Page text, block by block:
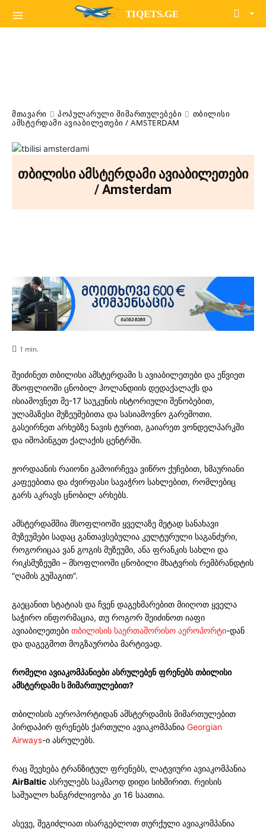
TIQETS.GE
ᲛᲗᲐᲕᲐᲠᲘ ᲞᲝᲞᲣᲚᲐᲠᲣᲚᲘ ᲛᲘᲛᲐᲠᲗᲣᲚᲔᲑᲔᲑᲘ
ᲗᲑᲘᲚᲘᲡᲘ
ᲐᲛᲡᲢᲔᲠᲓᲐᲛᲘ ᲐᲕᲘᲐᲑᲘᲚᲔᲗᲔᲑᲘ / AMSTERDAM
თბილისი ამსტერდამი ავიაბილეთები
/ Amsterdam
1 min.
შეიძინეთ თბილისი ამსტერდამი ს ავიაბილეთები და ეწვიეთ
მსოფლიოში ცნობილ ჰოლანდიის დედაქალაქს და
ისიამოვნეთ მე-17 საუკუნის ისტორიული შენობებით,
ულამაზესი მუზეუმებითა და სასიამოვნო გარემოთი.
გასეირნეთ არხებზე ნავის ტურით, გაიარეთ ვონდელპარკში
და იშოპინგეთ ქალაქის ცენტრში.
ჟორდაანის რაიონი გამოირჩევა ვიწრო ქუჩებით, ხმაურიანი
კაფეებითა და ძვირფასი სავაჭრო სახლებით, რომლებიც
გარს აკრავს ცნობილ არხებს.
ამსტერდამშია მსოფლიოში ყველაზე მეტად სანახავი
მუზეუმები სადაც განთავსებულია კულტურული საგანძური,
როგორიცაა ვან გოგის მუზეუმი, ანა ფრანკის სახლი და
რიკსმუზეუმი – მსოფლიოში ცნობილი მხატვრის რემბრანდტის
“ღამის გუშაგით”.
გაეცანით სტატიას და ჩვენ დაგეხმარებით მიიღოთ ყველა
საჭირო ინფორმაცია, თუ როგორ შეიძინოთ იაფი
ავიაბილეთები თბილისის საერთაშორისო აეროპორტი-დან
და დაგეგმოთ მოგზაურობა მარტივად.
რომელი ავიაკომპანიები ასრულებენ ფრენებს თბილისი
ამსტერდამი ს მიმართულებით?
თბილისის აეროპორტიდან ამსტერდამის მიმართულებით
პირდაპირ ფრენებს ქართული ავიაკომპანია Georgian
Airways-ი ასრულებს.
რაც შეეხება ტრანზიტულ ფრენებს, ლატვიური ავიაკომპანია
AirBaltic ასრულებს საკმაოდ დიდი სიხშირით. რეისის
საშუალო ხანგრძლივობა კი 16 საათია.
ასევე, შეგიძლიათ ისარგებლოთ თურქული ავიაკომპანია